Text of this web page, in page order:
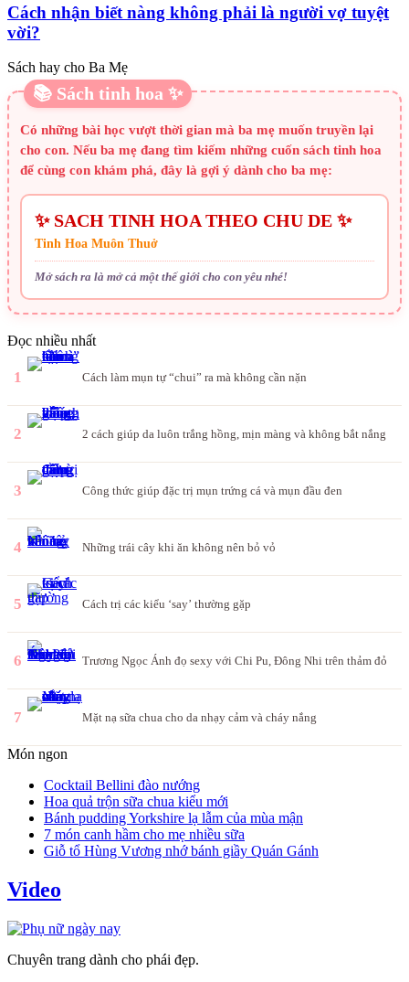
Cách nhận biết nàng không phải là người vợ tuyệt
vời?
Sách hay cho Ba Mẹ
📚 Sách tinh hoa ✨
Có những bài học vượt thời gian mà ba mẹ muốn truyền lại
cho con. Nếu ba mẹ đang tìm kiếm những cuốn sách tinh hoa
để cùng con khám phá, đây là gợi ý dành cho ba mẹ:
✨ SACH TINH HOA THEO CHU DE ✨
Tinh Hoa Muôn Thuở
Mở sách ra là mở cả một thế giới cho con yêu nhé!
Đọc nhiều nhất
1 Cách làm mụn tự “chui” ra mà không cần nặn
2 2 cách giúp da luôn trắng hồng, mịn màng và không bắt nắng
3 Công thức giúp đặc trị mụn trứng cá và mụn đầu đen
4 Những trái cây khi ăn không nên bỏ vỏ
5 Cách trị các kiểu ‘say’ thường gặp
6 Trương Ngọc Ánh đọ sexy với Chi Pu, Đông Nhi trên thảm đỏ
7 Mặt nạ sữa chua cho da nhạy cảm và cháy nắng
Món ngon
Cocktail Bellini đào nướng
Hoa quả trộn sữa chua kiểu mới
Bánh pudding Yorkshire lạ lẫm của mùa mận
7 món canh hầm cho mẹ nhiều sữa
Giỗ tổ Hùng Vương nhớ bánh giầy Quán Gánh
Video
Chuyên trang dành cho phái đẹp.